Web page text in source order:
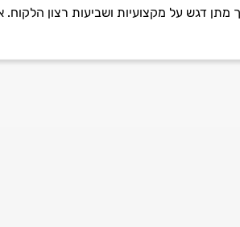
דגש על מקצועיות ושביעות רצון הלקוח.